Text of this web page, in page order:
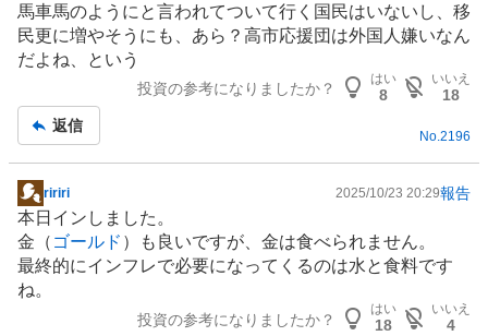
記
事
馬車馬のようにと言われてついて行く国民はいないし、移
民更に増やそうにも、あら？高市応援団は外国人嫌いなん
だよね、という
投資の参考になりましたか？
はい
8
いいえ
18
返信
No.2196
掲
示
板
記
事
ririri 2025/10/23 20:29報告
本日インしました。
金（ ゴールド ）も良いですが、金は食べられません。
最終的にインフレで必要になってくるのは水と食料です
ね。
投資の参考になりましたか？
はい
18
いいえ
4